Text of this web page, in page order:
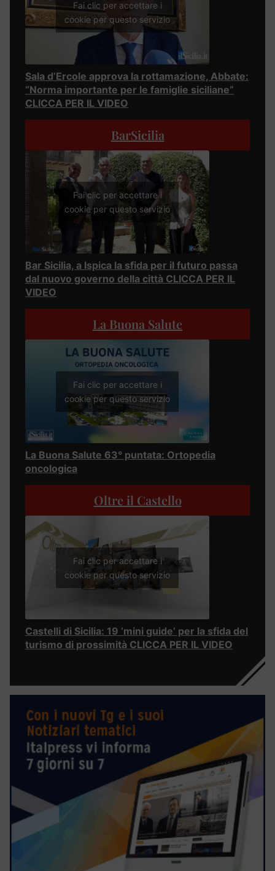
Fai clic per accettare i
cookie per questo servizio
Sala d’Ercole approva la rottamazione, Abbate:
“Norma importante per le famiglie siciliane”
CLICCA PER IL VIDEO
BarSicilia
Fai clic per accettare i
cookie per questo servizio
Bar Sicilia, a Ispica la sfida per il futuro passa
dal nuovo governo della città CLICCA PER IL
VIDEO
La Buona Salute
Fai clic per accettare i
cookie per questo servizio
La Buona Salute 63° puntata: Ortopedia
oncologica
Oltre il Castello
Fai clic per accettare i
cookie per questo servizio
Castelli di Sicilia: 19 ‘mini guide’ per la sfida del
turismo di prossimità CLICCA PER IL VIDEO